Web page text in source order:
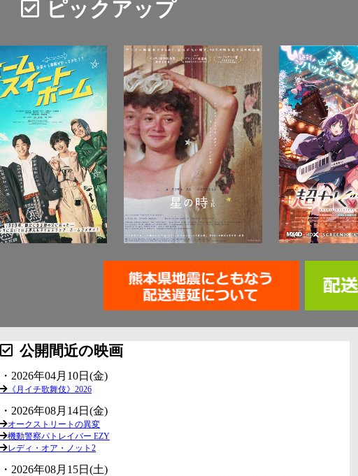
ピックアップ
公開間近の映画
・2026年04月10日(金)
《月イチ歌舞伎》2026
・2026年08月14日(金)
オークストリートの異変
機動警察パトレイバー EZY
レディ・オア・ノット2
・2026年08月15日(土)